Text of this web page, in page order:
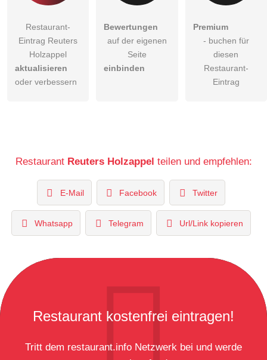
Restaurant-
Eintrag Reuters
Holzappel
aktualisieren
oder verbessern
Bewertungen
auf der eigenen
Seite
einbinden
Premium
- buchen für
diesen
Restaurant-
Eintrag
Restaurant Reuters Holzappel teilen und empfehlen:
E-Mail Facebook Twitter
Whatsapp Telegram Url/Link kopieren
Restaurant kostenfrei eintragen!
Tritt dem restaurant.info Netzwerk bei und werde